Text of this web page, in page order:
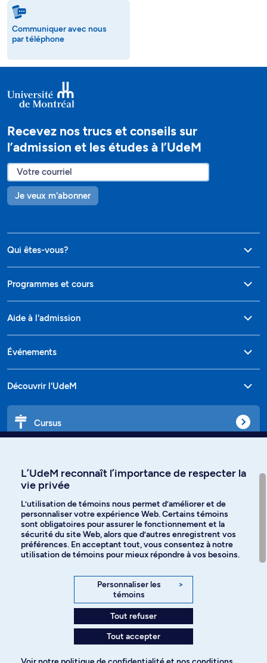
Communiquer avec nous
par téléphone
Recevez nos trucs et conseils sur
l’admission et les études à l’UdeM
Je veux m'abonner
Qui êtes-vous?
Programmes et cours
Aide à l'admission
Événements
Découvrir l'UdeM
Cursus
Langues
Facebook Instagram
YouTube
Politique de confidentialité
L’UdeM reconnaît l’importance de respecter la
vie privée
L’utilisation de témoins nous permet d’améliorer et de
personnaliser votre expérience Web. Certains témoins
sont obligatoires pour assurer le fonctionnement et la
sécurité du site Web, alors que d’autres enregistrent vos
préférences. En acceptant tout, vous consentez à notre
utilisation de témoins pour mieux répondre à vos besoins.
Personnaliser les
témoins
>
Tout refuser
Tout accepter